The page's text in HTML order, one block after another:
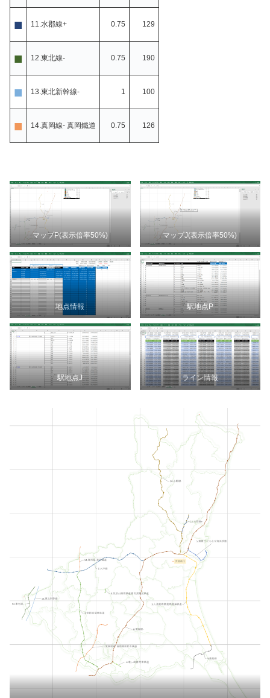
■ 11.水郡線+ 0.75 129
■ 12.東北線- 0.75 190
■ 13.東北新幹線- 1 100
■ 14.真岡線- 真岡鐵道 0.75 126
マップP(表示倍率50%) マップJ(表示倍率50%)
地点情報 駅地点P
駅地点J ライン情報